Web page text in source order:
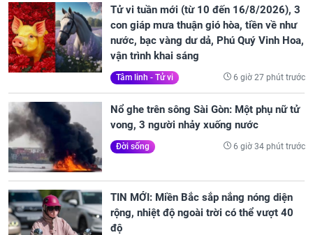
Tử vi tuần mới (từ 10 đến 16/8/2026), 3
con giáp mưa thuận gió hòa, tiền về như
nước, bạc vàng dư dả, Phú Quý Vinh Hoa,
vận trình khai sáng
Tâm linh - Tử vi 6 giờ 27 phút trước
Nổ ghe trên sông Sài Gòn: Một phụ nữ tử
vong, 3 người nhảy xuống nước
Đời sống 6 giờ 34 phút trước
TIN MỚI: Miền Bắc sắp nắng nóng diện
rộng, nhiệt độ ngoài trời có thể vượt 40
độ